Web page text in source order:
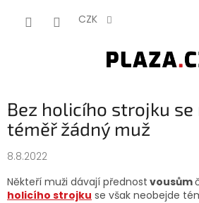
CZK
Bez holicího strojku se
téměř žádný muž
8.8.2022
Někteří muži dávají přednost vousům
holicího strojku se však neobejde